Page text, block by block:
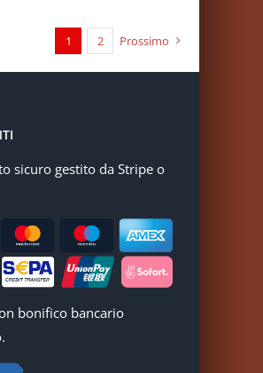
1 2 Prossimo
sicuro gestito da Stripe o
bonifico bancario